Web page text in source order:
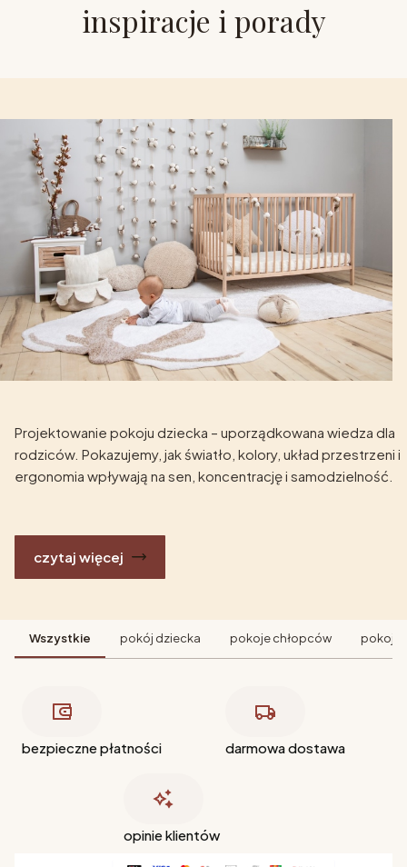
inspiracje i porady
Projektowanie pokoju dziecka – uporządkowana wiedza dla
rodziców. Pokazujemy, jak światło, kolory, układ przestrzeni i
ergonomia wpływają na sen, koncentrację i samodzielność.
czytaj więcej
Wszystkie pokój dziecka pokoje chłopców pokoje
bezpieczne płatności darmowa dostawa
opinie klientów